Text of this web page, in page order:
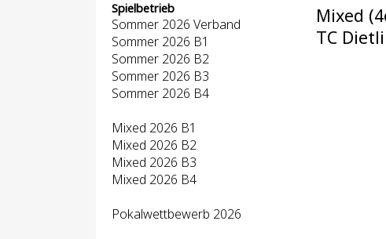
Spielbetrieb
Sommer 2026 Verband
Sommer 2026 B1
Sommer 2026 B2
Sommer 2026 B3
Sommer 2026 B4
Mixed 2026 B1
Mixed 2026 B2
Mixed 2026 B3
Mixed 2026 B4
Pokalwettbewerb 2026
Mixed
TC